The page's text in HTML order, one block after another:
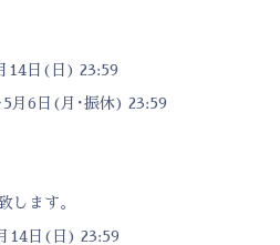
14日(日) 23:59
月6日(月･振休) 23:59
します。
14日(日) 23:59